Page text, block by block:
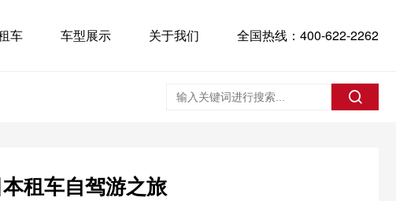
车 车型展示 关于我们 全国热线：400-622-2262
租车自驾游之旅